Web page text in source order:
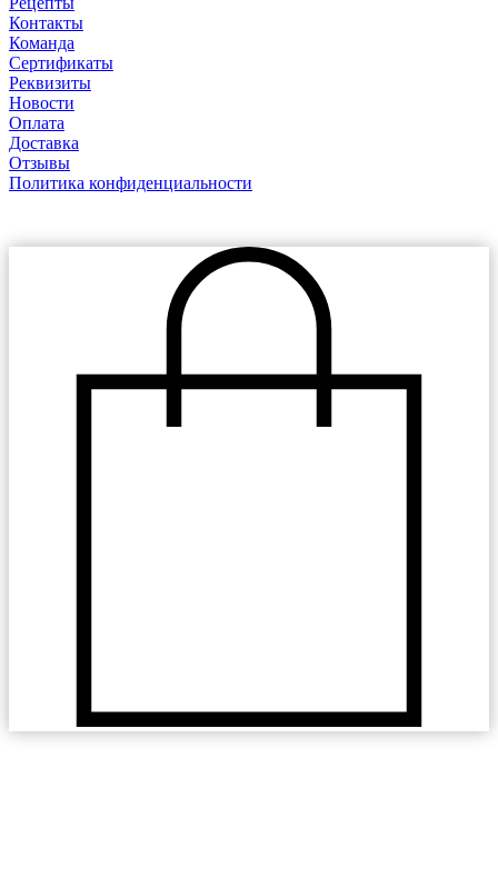
Контакты
Команда
Сертификаты
Реквизиты
Новости
Оплата
Доставка
Отзывы
Политика конфиденциальности